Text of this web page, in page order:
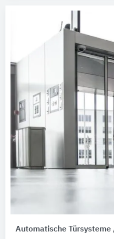
Automatische